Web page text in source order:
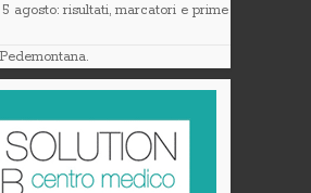
agosto: risultati, marcatori e prime